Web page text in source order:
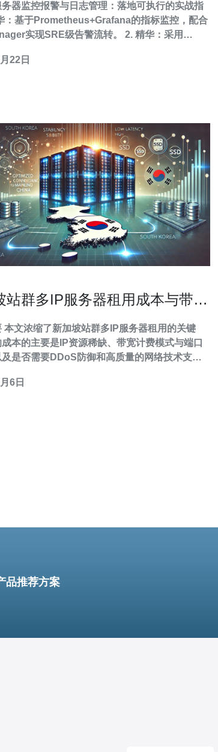
器监控报警与日志管理：落地可执行的实战指
实现SRE级告警流转。 2. 精华：采用
云端Logging构建可搜索的日志管理
22日
站群多IP服务器租用成本与带宽
本文浓缩了新加坡站群多IP服务器租用的关键
成本的主要是IP资源稀缺、带宽计费模式与端口
是否需要DDoS防御和高质量的网络技术支
合CDN和清洗服务可以在降低总体成本的同时
6日
品推荐方案